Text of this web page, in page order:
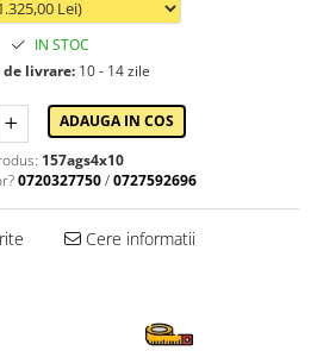
IN STOC
de livrare:10 - 14 zile
ADAUGA IN COS
157ags4x10
0720327750 /0727592696
Cere informatii